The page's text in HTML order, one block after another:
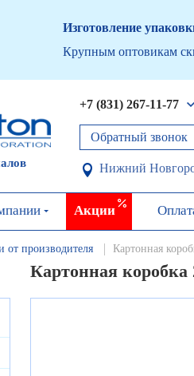
Изготовление
Крупным оптовикам
+7 (831) 267-11-77
Обратный звонок
Нижний
Акции
от производителя Картонная
Картонная